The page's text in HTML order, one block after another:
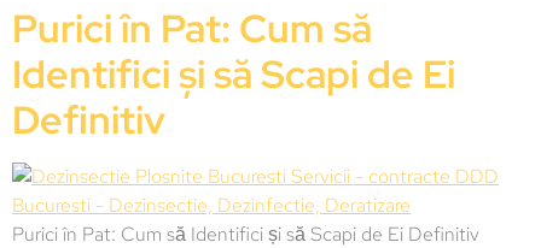
Purici în Pat: Cum să
Identifici și să Scapi de Ei
Definitiv
Purici în Pat: Cum să Identifici și să Scapi de Ei Definitiv